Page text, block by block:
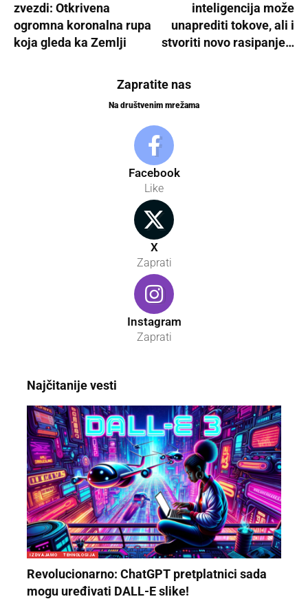
zvezdi: Otkrivena
ogromna koronalna rupa
koja gleda ka Zemlji
inteligencija može
unaprediti tokove, ali i
stvoriti novo rasipanje…
Zapratite nas
Na društvenim mrežama
Facebook
Like
X
Zaprati
Instagram
Zaprati
Najčitanije vesti
IZDVAJAMO TEHNOLOGIJA
Revolucionarno: ChatGPT pretplatnici sada
mogu uređivati DALL-E slike!